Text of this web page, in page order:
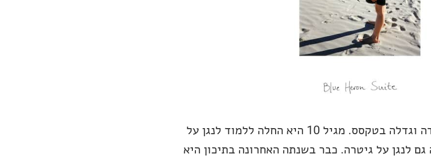
שרה היא ילידת 91, היא נולדה וגדלה בטקסס. מגיל 10 היא החלה ללמוד לנגן על
לנגן על גיטרה. כבר בשנתה האחרונה בתיכון היא